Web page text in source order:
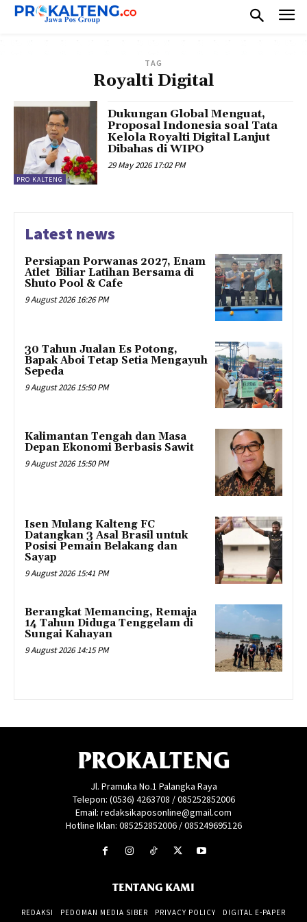
TAG
Royalti Digital
PRO KALTENG
Dukungan Global Menguat,
Proposal Indonesia soal Tata
Kelola Royalti Digital Lanjut
Dibahas di WIPO
29 May 2026 17:02 PM
Latest news
Persiapan Porwanas 2027, Enam
Atlet Biliar Latihan Bersama di
Shuto Pool & Cafe
9 August 2026 16:26 PM
30 Tahun Jualan Es Potong,
Bapak Aboi Tetap Setia Mengayuh
Sepeda
9 August 2026 15:50 PM
Kalimantan Tengah dan Masa
Depan Ekonomi Berbasis Sawit
9 August 2026 15:50 PM
Isen Mulang Kalteng FC
Datangkan 3 Asal Brasil untuk
Posisi Pemain Belakang dan
Sayap
9 August 2026 15:41 PM
Berangkat Memancing, Remaja
14 Tahun Diduga Tenggelam di
Sungai Kahayan
9 August 2026 14:15 PM
PROKALTENG
Jl. Pramuka No.1 Palangka Raya
Telepon: (0536) 4263708 / 085252852006
Email: redaksikaposonline@gmail.com
Hotline Iklan: 085252852006 / 085249695126
TENTANG KAMI
REDAKSI PEDOMAN MEDIA SIBER PRIVACY POLICY DIGITAL E-PAPER